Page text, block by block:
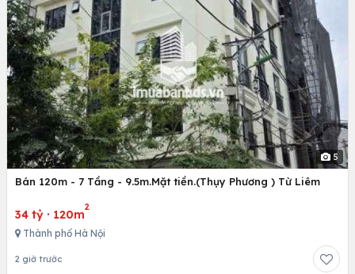
5
Bán 120m - 7 Tầng - 9.5m.Mặt tiền.(Thụy Phương ) Từ Liêm
34 tỷ · 120m
2
Thành phố Hà Nội
2 giờ trước